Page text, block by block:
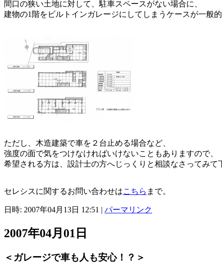
間口の狭い土地に対して、駐車スペースがない場合に、
建物の1階をビルトインガレージにしてしまうケースが一般的
ただし、木造建築で車を２台止める場合など、
強度の面で気をつけなければいけないこともありますので、
希望される方は、設計士の方へじっくりと相談なさってみて
セレシスに関するお問い合わせはこちら まで。
日時: 2007年04月13日 12:51 | パーマリンク
2007年04月01日
＜ガレージで車も人も安心！？＞